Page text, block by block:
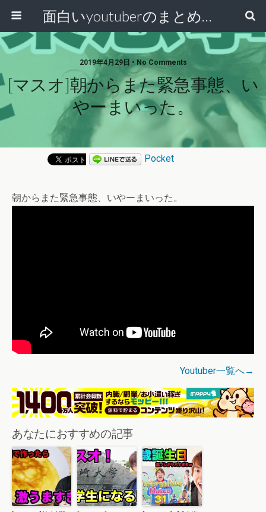
面白いyoutuberのまとめ動画
2019年4月29日 • No Comments
[マスオ]朝からまた緊急事態、い
やーまいった。
Pocket
朝からまた緊急事態、いやーまいった。
Youtuber一覧へ→
あなたにおすすめの記事